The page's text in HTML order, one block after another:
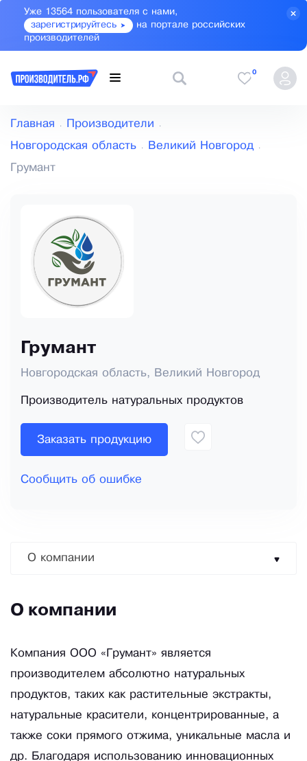
Уже 13564 пользователя с нами,
зарегистрируйтесь
на портале российских
производителей
0
Главная Производители
Новгородская область Великий Новгород
Грумант
Грумант
Новгородская область, Великий Новгород
Производитель натуральных продуктов
Заказать продукцию
Сообщить об ошибке
О компании
О компании
Компания ООО «Грумант» является
производителем абсолютно натуральных
продуктов, таких как растительные экстракты,
натуральные красители, концентрированные, а
также соки прямого отжима, уникальные масла и
др. Благодаря использованию инновационных